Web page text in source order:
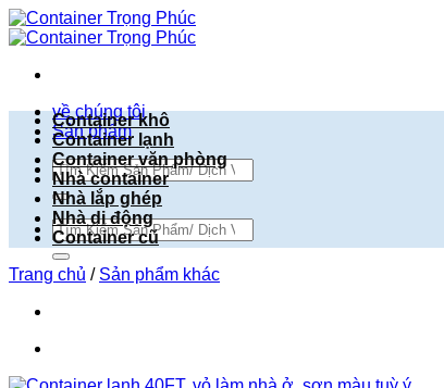
Bỏ
qua
dung
về chúng tôi
Sản phẩm
Tìm
kiếm:
Tìm
kiếm:
Container khô
Container lạnh
Container văn phòng
Nhà container
Nhà lắp ghép
Nhà di động
Container cũ
Trang chủ / Sản phẩm khác